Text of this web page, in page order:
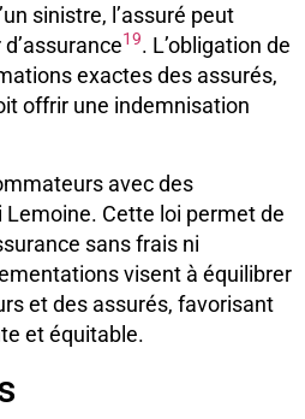
sinistre, l’assuré peut
19. L’obligation de
exactes des assurés,
offrir une indemnisation
avec des
Cette loi permet de
sans frais ni
visent à équilibrer
et des assurés, favorisant
et équitable.